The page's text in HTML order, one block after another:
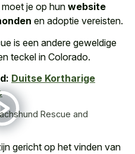
je op hun website
en adoptie vereisten.
is een andere geweldige
teckel in Colorado.
Duitse Kortharige
Rescue and
gericht op het vinden van